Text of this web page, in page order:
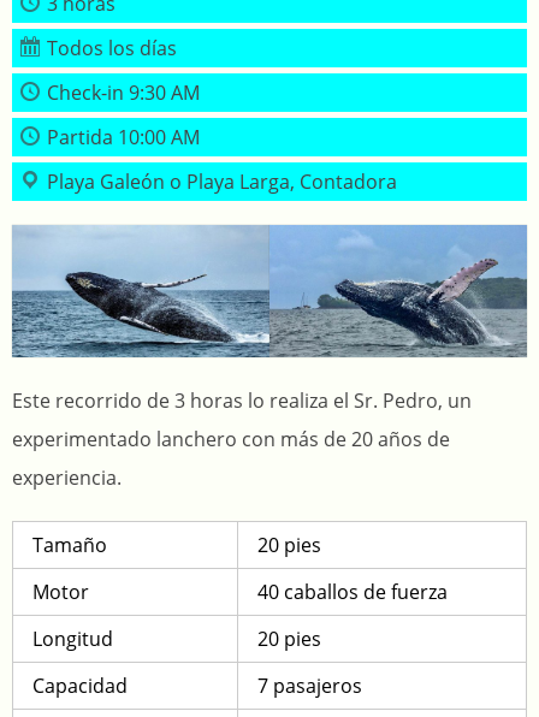
Todos los días
Check-in 9:30 AM
Partida 10:00 AM
Playa Galeón o Playa Larga, Contadora
Este recorrido de 3 horas lo realiza el Sr. Pedro, un
experimentado lanchero con más de 20 años de
experiencia.
Tamaño
20 pies
Motor
40 caballos de fuerza
Longitud
20 pies
Capacidad
7 pasajeros